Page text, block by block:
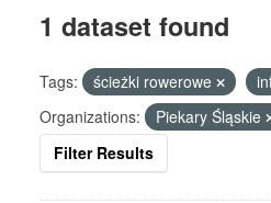
1 dataset found
Tags: ścieżki rowerowe
Organizations:
Piekary Śląskie
Filter Results